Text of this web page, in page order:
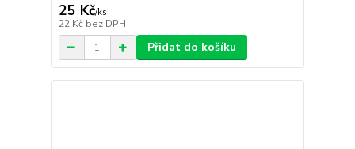
25 Kč/ks
22 Kč bez DPH
Přidat do košíku